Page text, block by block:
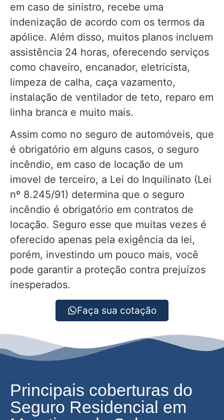
em caso de sinistro, recebe uma
indenização de acordo com os termos da
apólice. Além disso, muitos planos incluem
assistência 24 horas, oferecendo serviços
como chaveiro, encanador, eletricista,
limpeza de calha, caça vazamento,
instalação de ventilador de teto, reparo em
linha branca e muito mais.
Assim como no seguro de automóveis, que
é obrigatório em alguns casos, o seguro
incêndio, em caso de locação de um
imovel de terceiro, a Lei do Inquilinato (Lei
nº 8.245/91) determina que o seguro
incêndio é obrigatório em contratos de
locação. Seguro esse que muitas vezes é
oferecido apenas pela exigência da lei,
porém, investindo um pouco mais, você
pode garantir a proteção contra prejuízos
inesperados.
Faça sua cotação
Principais coberturas do
Seguro Residencial em